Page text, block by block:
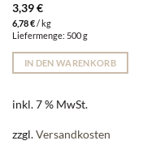
3,39€
6,78€/kg
Liefermenge: 500 g
IN DEN WARENKORB
inkl. 7 % MwSt.
zzgl.Versandkosten